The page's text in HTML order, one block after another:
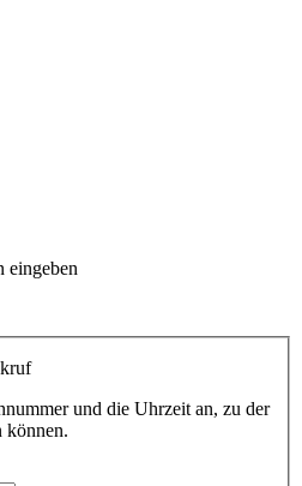
eingeben
und die Uhrzeit an, zu der
können.